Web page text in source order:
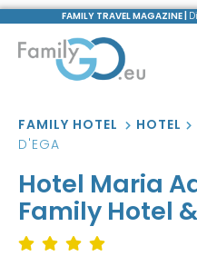
FAMILY TRAVEL MAGAZINE |
FAMILY HOTEL HOTEL
D'EGA
Hotel Maria
Family Hotel